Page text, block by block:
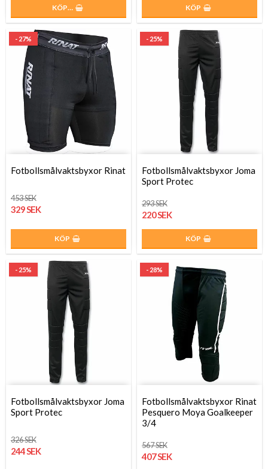
KÖP… KÖP
- 27%
Fotbollsmålvaktsbyxor Rinat
453 SEK
329 SEK
KÖP
- 25%
Fotbollsmålvaktsbyxor Joma
Sport Protec
293 SEK
220 SEK
KÖP
- 25%
Fotbollsmålvaktsbyxor Joma
Sport Protec
326 SEK
244 SEK
- 28%
Fotbollsmålvaktsbyxor Rinat
Pesquero Moya Goalkeeper
3/4
567 SEK
407 SEK